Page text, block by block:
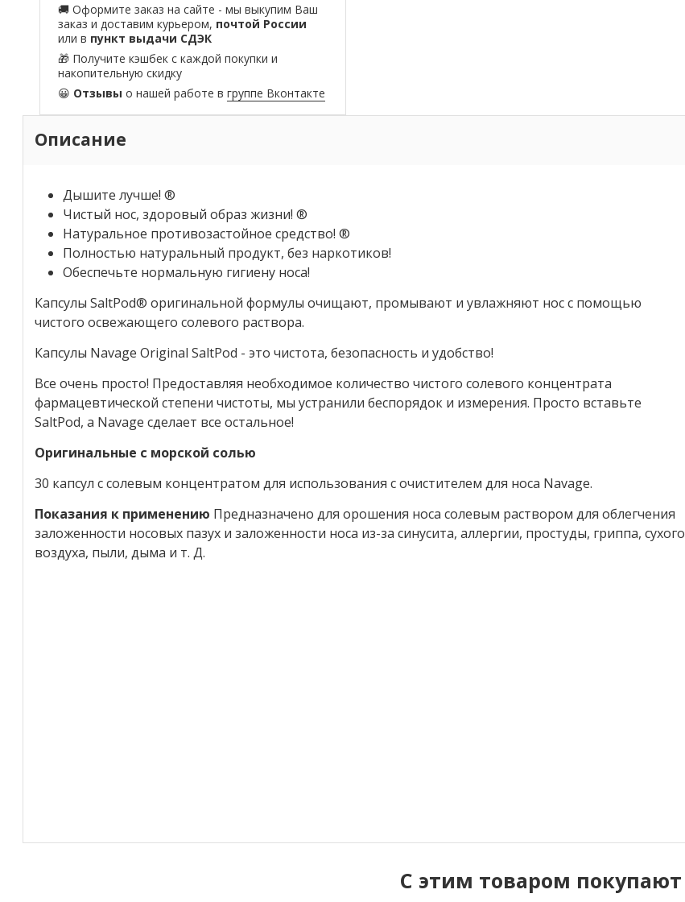
🚚 Оформите заказ на сайте - мы выкупим Ваш
заказ и доставим курьером, почтой России
или в пункт выдачи СДЭК
🎁 Получите кэшбек с каждой покупки и
накопительную скидку
😀 Отзывы о нашей работе вгруппе Вконтакте
Описание
Дышите лучше! ®
Чистый нос, здоровый образ жизни! ®
Натуральное противозастойное средство! ®
Полностью натуральный продукт, без наркотиков!
Обеспечьте нормальную гигиену носа!
Капсулы SaltPod® оригинальной формулы очищают, промывают и увлажняют нос с помощью
чистого освежающего солевого раствора.
Капсулы Navage Original SaltPod - это чистота, безопасность и удобство!
Все очень просто! Предоставляя необходимое количество чистого солевого концентрата
фармацевтической степени чистоты, мы устранили беспорядок и измерения. Просто вставьте
SaltPod, а Navage сделает все остальное!
Оригинальные с морской солью
30 капсул с солевым концентратом для использования с очистителем для носа Navage.
Показания к применению Предназначено для орошения носа солевым раствором для облегчения
заложенности носовых пазух и заложенности носа из-за синусита, аллергии, простуды, гриппа, сухого
воздуха, пыли, дыма и т. Д.
C этим товаром покупают